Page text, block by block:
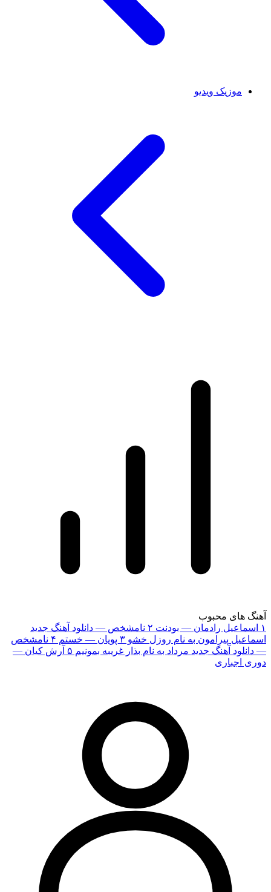
موزیک ویدیو
آهنگ های محبوب
۱
اسماعیل رادمان — بودنت ۲ نامشخص — دانلود آهنگ جدید
اسماعیل پیرامون به نام روزل خشو ۳ پویان — خستم ۴ نامشخص
— دانلود آهنگ جدید مرداد به نام بذار غریبه بمونیم ۵ آرش کیان —
دوری اجباری